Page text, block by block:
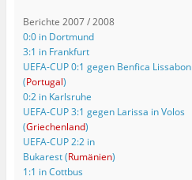
Berichte 2007 / 2008
0:0 in Dortmund
3:1 in Frankfurt
UEFA-CUP 0:1 gegen Benfica Lissabon
(Portugal)
0:2 in Karlsruhe
UEFA-CUP 3:1 gegen Larissa in Volos
(Griechenland)
UEFA-CUP 2:2 in
Bukarest (Rumänien)
1:1 in Cottbus